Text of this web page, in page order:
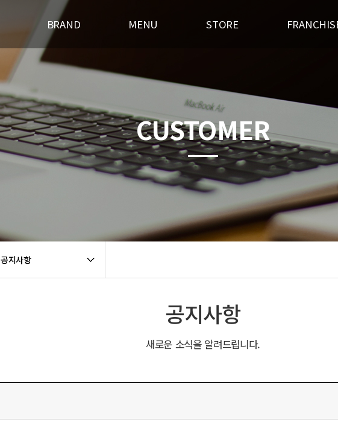
BRAND
브랜드스토리
패밀리브랜드소개
오시는 길
MENU
오븐구이
STORE
인테리어
창업상담
공지사항
CUSTOMER
공지사항
새로운 소식을 알려드립니다.